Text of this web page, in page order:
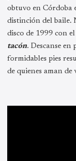
obtuvo en Córdoba
distinción del baile.
disco de 1999 con
tacón. Descanse en
formidables pies
de quienes aman